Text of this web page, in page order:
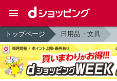
トップページ 日用品・文具